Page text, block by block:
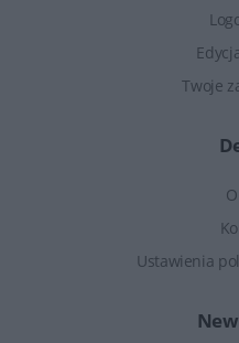
Twoje
Ustawienia